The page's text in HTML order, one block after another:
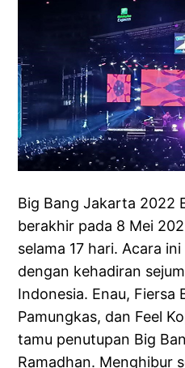
Big Bang Jakarta 2022
berakhir pada 8 Mei
selama 17 hari. Acara
dengan kehadiran
Indonesia. Enau, Fiersa
Pamungkas, dan Feel
tamu penutupan Big
Ramadhan. Menghibur